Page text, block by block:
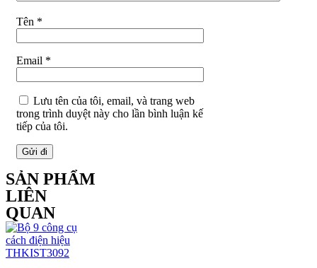
Tên *
Email *
Lưu tên của tôi, email, và trang web
trong trình duyệt này cho lần bình luận kế
tiếp của tôi.
SẢN PHẨM
LIÊN
QUAN